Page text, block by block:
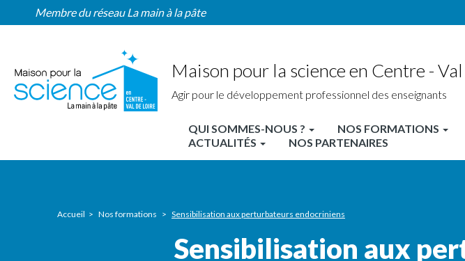
SensibilisationMembre du réseau La main à la pâte
Maison pour la science en Centre -
Agir pour le développement professionnel des enseignants
MPLS
principale
QUI SOMMES-NOUS ? NOS FORMATIONS
ACTUALITÉS
NOS PARTENAIRES
Accueil Nos formations Sensibilisation aux perturbateurs endocriniens
Sensibilisation aux